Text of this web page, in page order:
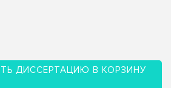
ДИССЕРТАЦИЮ В КОРЗИНУ